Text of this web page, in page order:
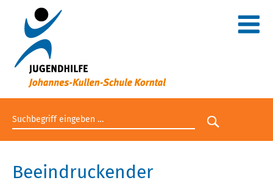
Suchbegriff eingeben
Suche
Beeindruckender